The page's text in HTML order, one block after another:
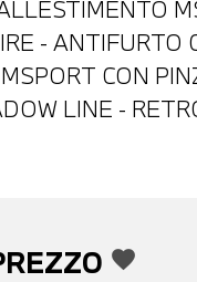
- ANTIFURTO
CON
LINE -
TELECAMERA
-
GUARD -
favorite